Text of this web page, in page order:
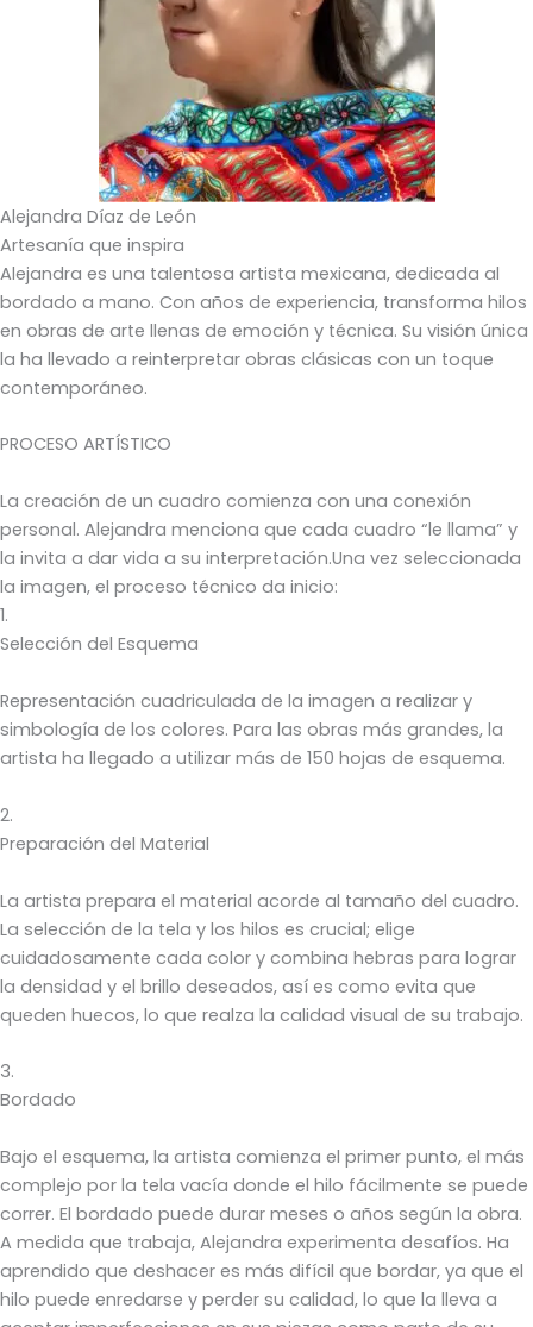
Alejandra Díaz de León
Artesanía que inspira
Alejandra es una talentosa artista mexicana, dedicada al
bordado a mano. Con años de experiencia, transforma hilos
en obras de arte llenas de emoción y técnica. Su visión única
la ha llevado a reinterpretar obras clásicas con un toque
contemporáneo.
PROCESO ARTÍSTICO
La creación de un cuadro comienza con una conexión
personal. Alejandra menciona que cada cuadro “le llama” y
la invita a dar vida a su interpretación.Una vez seleccionada
la imagen, el proceso técnico da inicio:
1.
Selección del Esquema
Representación cuadriculada de la imagen a realizar y
simbología de los colores. Para las obras más grandes, la
artista ha llegado a utilizar más de 150 hojas de esquema.
2.
Preparación del Material
La artista prepara el material acorde al tamaño del cuadro.
La selección de la tela y los hilos es crucial; elige
cuidadosamente cada color y combina hebras para lograr
la densidad y el brillo deseados, así es como evita que
queden huecos, lo que realza la calidad visual de su trabajo.
3.
Bordado
Bajo el esquema, la artista comienza el primer punto, el más
complejo por la tela vacía donde el hilo fácilmente se puede
correr. El bordado puede durar meses o años según la obra.
A medida que trabaja, Alejandra experimenta desafíos. Ha
aprendido que deshacer es más difícil que bordar, ya que el
hilo puede enredarse y perder su calidad, lo que la lleva a